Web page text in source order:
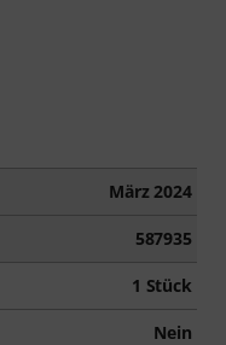
März 2024
587935
1 Stück
Nein